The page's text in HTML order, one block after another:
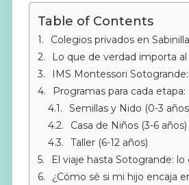
Table of Contents
Colegios privados en Sabinillas: opciones, criterios y una
Lo que de verdad importa al elegir
IMS Montessori Sotogrande: la alternativa internacional que
Programas para cada etapa: de la comunidad
Semillas y Nido (0-3
Casa de Niños (3-6 años)
Taller (6-12 años)
El viaje hasta Sotogrande: lo
¿Cómo sé si mi hijo encaja en una